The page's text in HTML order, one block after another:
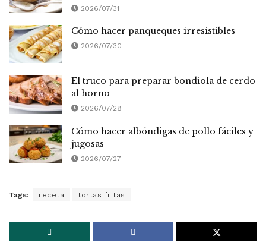
2026/07/31
Cómo hacer panqueques irresistibles
2026/07/30
El truco para preparar bondiola de cerdo
al horno
2026/07/28
Cómo hacer albóndigas de pollo fáciles y
jugosas
2026/07/27
Tags: receta tortas fritas